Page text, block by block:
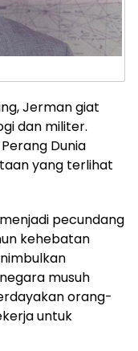
Jerman giat
dan militer.
Dunia
yang terlihat
pecundang
kehebatan
musuh
orang-
untuk